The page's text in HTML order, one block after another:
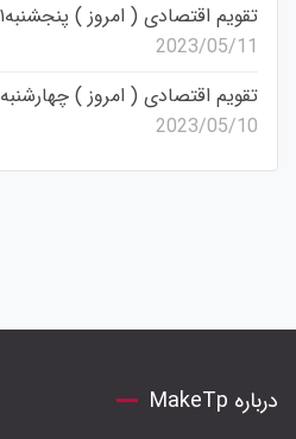
تقویم اقتصادی ( امروز ) پنجشنبه۱۱ می ۲۰۲۳
2023/05/11
تقویم اقتصادی ( امروز ) چهارشنبه۱۰ می ۲۰۲۳
2023/05/10
درباره MakeTp